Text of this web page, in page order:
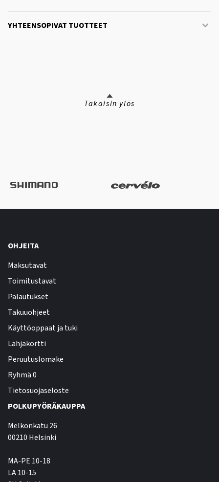
YHTEENSOPIVAT TUOTTEET
Takaisin ylös
OHJEITA
Maksutavat
Toimitustavat
Palautukset
Takuuohjeet
Käyttöoppaat ja tuki
Lahjakortti
Peruutuslomake
Ryhmä 0
Tietosuojaseloste
POLKUPYÖRÄKAUPPA
Melkonkatu 26
00210 Helsinki
MA-PE 10-18
LA 10-15